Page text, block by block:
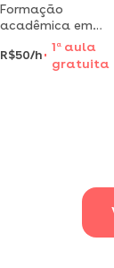
Formação
acadêmica em
linguística,
experiência em
país anglófono
sotaques do
R$50/h
1 aaula
gratuita